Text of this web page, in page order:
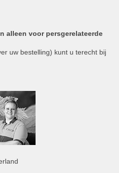
alleen voor persgerelateerde
uw bestelling) kunt u terecht bij